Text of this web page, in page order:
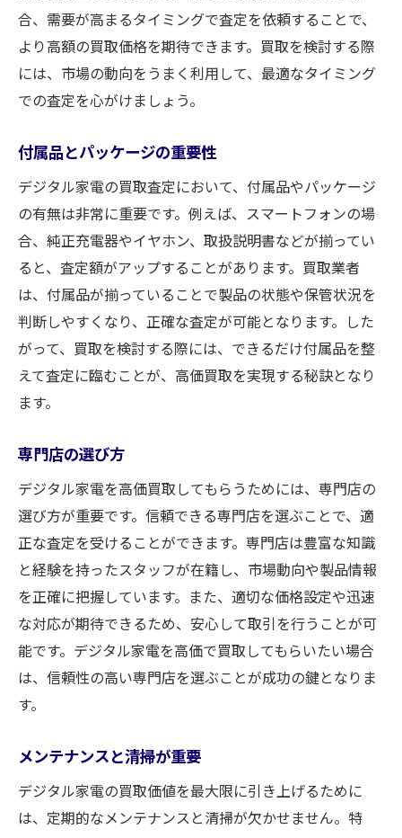
買取価格に影響を与える要素
中古市場の動向をチェックする
買取価格を上げるためのデジタル家電の査定ポ
イント
付属品の有無とその重要性
動作確認の徹底
製造年と市場価値の関係
オリジナルパーツの保持
保証書や取扱説明書の保管
デジタル家電の高価買取を叶えるために知るべ
きこと
買取店の選び方とその特徴
高価買取を実現するための交渉術
買取の流れとスムーズな進め方
顧客レビューの活用方法
買取大吉新静岡店が教えるデジタル家電の高価
買取テクニック
買取大吉の査定プロセス
新静岡店の特長とサービス
高価買取を実現するためのポイント
買取価格に還元する方法
デジタル家電の買取で高額を得るためのステッ
プバイステップガイド
合、需要が高まるタイミングで査定を依頼することで、
より高額の買取価格を期待できます。買取を検討する際
には、市場の動向をうまく利用して、最適なタイミング
での査定を心がけましょう。
付属品とパッケージの重要性
デジタル家電の買取査定において、付属品やパッケージ
の有無は非常に重要です。例えば、スマートフォンの場
合、純正充電器やイヤホン、取扱説明書などが揃ってい
ると、査定額がアップすることがあります。買取業者
は、付属品が揃っていることで製品の状態や保管状況を
判断しやすくなり、正確な査定が可能となります。した
がって、買取を検討する際には、できるだけ付属品を整
えて査定に臨むことが、高価買取を実現する秘訣となり
ます。
専門店の選び方
デジタル家電を高価買取してもらうためには、専門店の
選び方が重要です。信頼できる専門店を選ぶことで、適
正な査定を受けることができます。専門店は豊富な知識
と経験を持ったスタッフが在籍し、市場動向や製品情報
を正確に把握しています。また、適切な価格設定や迅速
な対応が期待できるため、安心して取引を行うことが可
能です。デジタル家電を高価で買取してもらいたい場合
は、信頼性の高い専門店を選ぶことが成功の鍵となりま
す。
メンテナンスと清掃が重要
デジタル家電の買取価値を最大限に引き上げるために
は、定期的なメンテナンスと清掃が欠かせません。特